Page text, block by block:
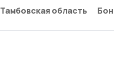
Тамбовская область